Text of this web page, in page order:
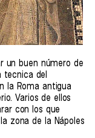
un buen número de
tecnica del
la Roma antigua
Varios de ellos
con los que
zona de la Nápoles